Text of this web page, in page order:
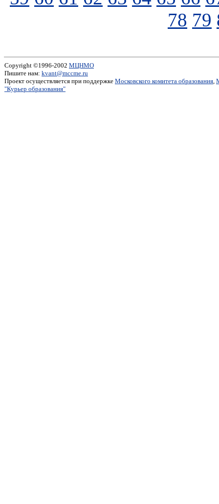
78 79
Copyright ©1996-2002 МЦНМО
Пишите нам: kvant@mccme.ru
Проект осуществляется при поддержке Московского комитета образования,
"Курьер образования"